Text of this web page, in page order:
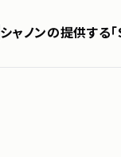
シャノンの提供す